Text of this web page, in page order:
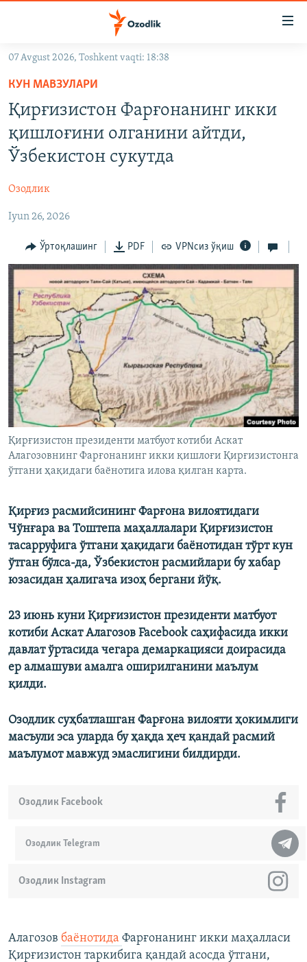
Асосий
навигацияга
ўтинг
Қидиришга
ўтинг
OZODARXIV
На русском
ИЖТИМОИЙ ТАРМОҚЛАР
Озодлик бошқа тилларда
07 Avgust 2026, Toshkent vaqti: 18:38
КУН МАВЗУЛАРИ
Қирғизистон Фарғонанинг икки
қишлоғини олганини айтди,
Ўзбекистон сукутда
Озодлик
Iyun 26, 2026
Ўртоқлашинг PDF VPNсиз ўқиш
Қирғизистон президенти матбуот котиби Аскат
Алагозовнинг Фарғонанинг икки қишлоғи Қирғизистонга
ўтгани ҳақидаги баёнотига илова қилган карта.
Қирғиз расмийсининг Фарғона вилоятидаги
Чўнғара ва Тоштепа маҳаллалари Қирғизистон
тасарруфига ўтгани ҳақидаги баёнотидан тўрт кун
ўтган бўлса-да, Ўзбекистон расмийлари бу хабар
юзасидан ҳалигача изоҳ бергани йўқ.
23 июнь куни Қирғизистон президенти матбуот
котиби Аскат Алагозов Facebook саҳифасида икки
давлат ўртасида чегара демаркацияси доирасида
ер алмашуви амалга оширилганини маълум
қилди.
Озодлик суҳбатлашган Фарғона вилояти ҳокимлиги
масъули эса уларда бу ҳақда ҳеч қандай расмий
маълумот мавжуд эмаслигини билдирди.
Озодлик Telegram
Озодлик Instagram
Озодлик Facebook
Алагозов баёнотида Фарғонанинг икки маҳалласи
Қирғизистон таркибига қандай асосда ўтгани,